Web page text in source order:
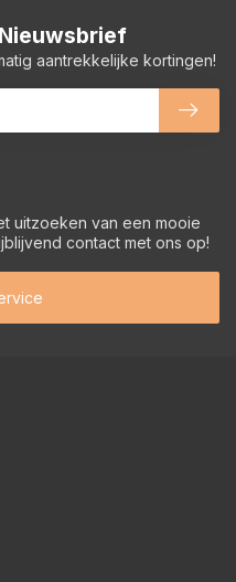
uitzoeken van een mooie
contact met ons op!
aantrekkelijke kortingen!